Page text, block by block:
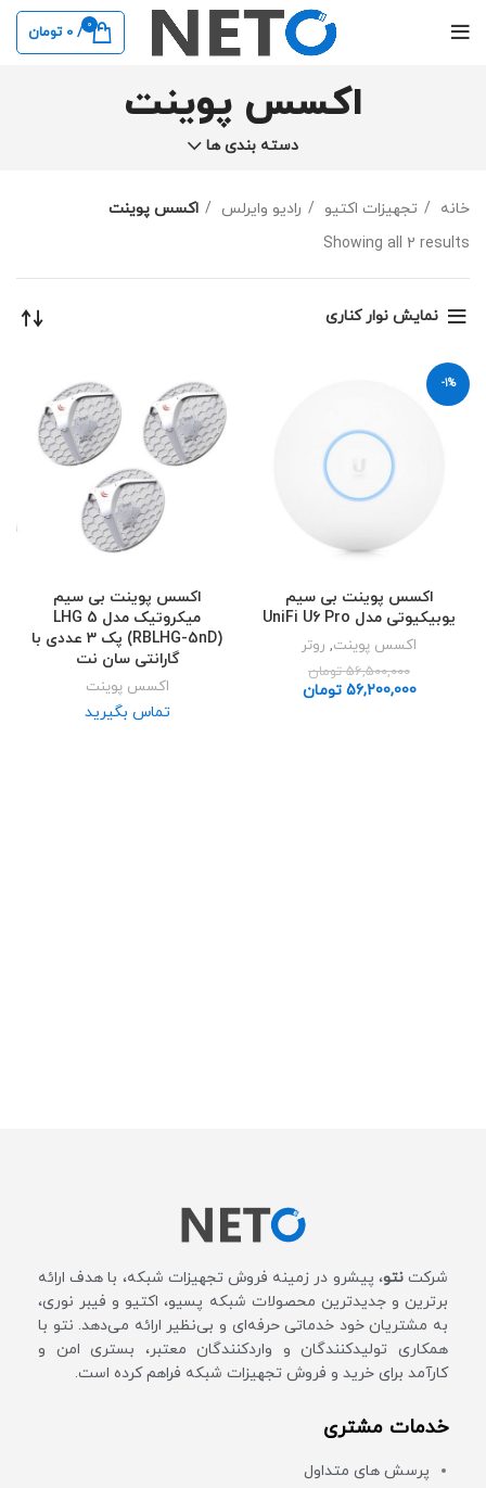
0
/
0 تومان
اکسس پوینت
دسته بندی ها
خانه تجهیزات اکتیو رادیو وایرلس
اکسس پوینت
Showing all 2 results
نمایش نوار کناری
-1%
اکسس پوینت بی سیم
یوبیکیوتی مدل UniFi U6 Pro
اکسس پوینت, روتر
56,500,000 تومان
56,200,000 تومان
اکسس پوینت بی سیم
میکروتیک مدل LHG 5
(RBLHG-5nD) پک 3 عددی با
گارانتی سان نت
اکسس پوینت
تماس بگیرید
شرکتنتو، پیشرو در زمینه فروش تجهیزات شبکه، با هدف ارائه
برترین و جدیدترین محصولات شبکه پسیو، اکتیو و فیبر نوری،
به مشتریان خود خدماتی حرفه‌ای و بی‌نظیر ارائه می‌دهد. نتو با
همکاری تولیدکنندگان و واردکنندگان معتبر، بستری امن و
کارآمد برای خرید و فروش تجهیزات شبکه فراهم کرده است.
خدمات مشتری
پرسش های متداول